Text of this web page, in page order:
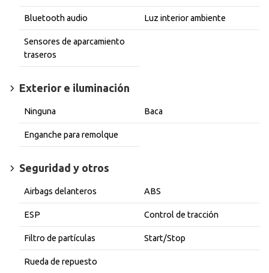
Bluetooth audio Luz interior ambiente
Sensores de aparcamiento
traseros
Exterior e iluminación
Ninguna Baca
Enganche para remolque
Seguridad y otros
Airbags delanteros ABS
ESP Control de tracción
Filtro de partículas Start/Stop
Rueda de repuesto